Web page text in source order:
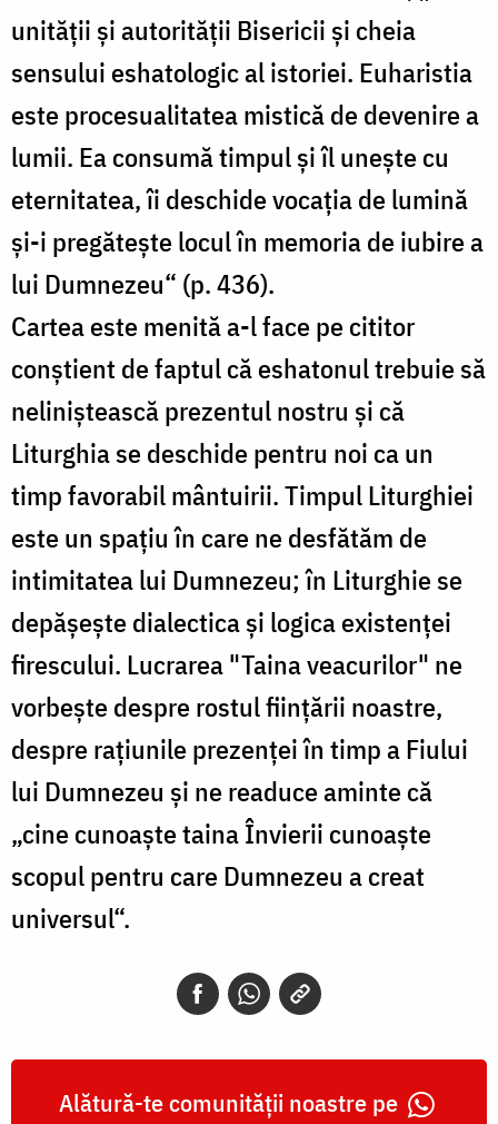
unității și autorității Bisericii și cheia
sensului eshatologic al istoriei. Euharistia
este procesualitatea mistică de devenire a
lumii. Ea consumă timpul și îl unește cu
eternitatea, îi deschide vocația de lumină
și-i pregătește locul în memoria de iubire a
lui Dumnezeu“ (p. 436).
Cartea este menită a-l face pe cititor
conștient de faptul că eshatonul trebuie să
neliniștească prezentul nostru și că
Liturghia se deschide pentru noi ca un
timp favorabil mântuirii. Timpul Liturghiei
este un spațiu în care ne desfătăm de
intimitatea lui Dumnezeu; în Liturghie se
depășește dialectica și logica existenței
firescului. Lucrarea "Taina veacurilor" ne
vorbește despre rostul ființării noastre,
despre rațiunile prezenței în timp a Fiului
lui Dumnezeu și ne readuce aminte că
„cine cunoaște taina Învierii cunoaște
scopul pentru care Dumnezeu a creat
universul“.
Alătură-te comunității noastre pe